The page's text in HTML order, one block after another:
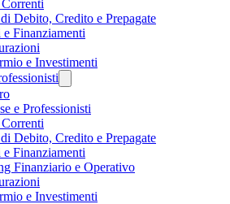
Debito, Credito e Prepagate
Finanziamenti
e Investimenti
e Professionisti
Debito, Credito e Prepagate
Finanziamenti
Finanziario e Operativo
e Investimenti